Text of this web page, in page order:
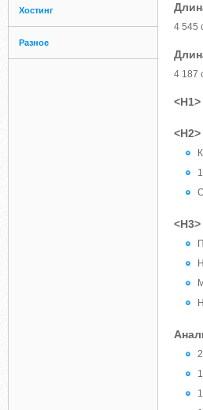
Хостинг
Разное
4 545
4 187
<H1>
<H2>
<H3>